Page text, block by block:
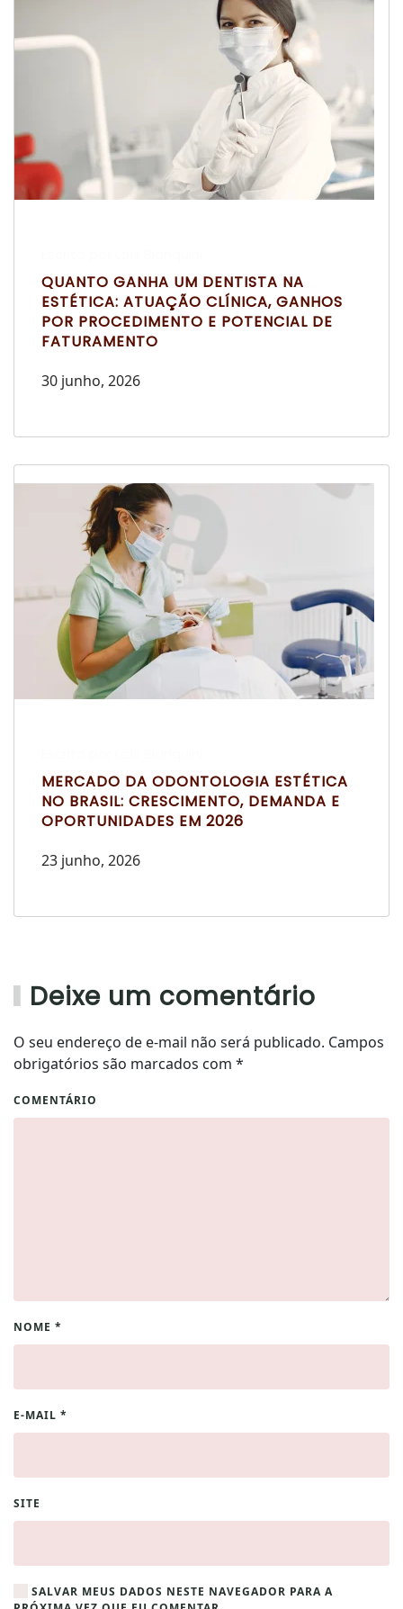
QUANTO GANHA UM DENTISTA NA
ESTÉTICA: ATUAÇÃO CLÍNICA, GANHOS
POR PROCEDIMENTO E POTENCIAL DE
FATURAMENTO
30 junho, 2026
MERCADO DA ODONTOLOGIA ESTÉTICA
NO BRASIL: CRESCIMENTO, DEMANDA E
OPORTUNIDADES EM 2026
23 junho, 2026
Deixe um comentário
O seu endereço de e-mail não será publicado. Campos
obrigatórios são marcados com *
COMENTÁRIO
NOME *
E-MAIL *
SITE
SALVAR MEUS DADOS NESTE NAVEGADOR PARA A